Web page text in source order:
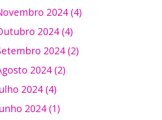
2024 (4)
2024 (4)
2024 (2)
2024 (2)
2024 (4)
2024 (1)